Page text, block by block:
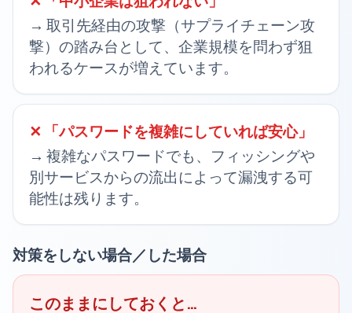
→ 取引先経由の攻撃（サプライチェーン攻
撃）の踏み台として、企業規模を問わず狙
われるケースが増えています。
✕ 「パスワードを複雑にしていれば安心」
→ 複雑なパスワードでも、フィッシングや
別サービスからの流出によって漏洩する可
能性は残ります。
対策をしない場合／した場合
このままにしておくと…